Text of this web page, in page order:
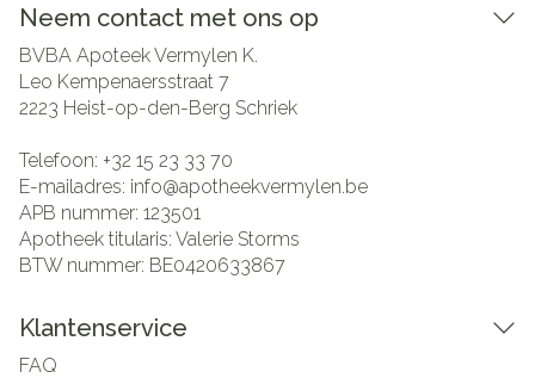
Neem contact met ons op
BVBA Apoteek Vermylen K.
Leo Kempenaersstraat 7
2223 Heist-op-den-Berg Schriek
Telefoon: +32 15 23 33 70
E-mailadres: info@apotheekvermylen.be
APB nummer: 123501
Apotheek titularis: Valerie Storms
BTW nummer: BE0420633867
Klantenservice
FAQ